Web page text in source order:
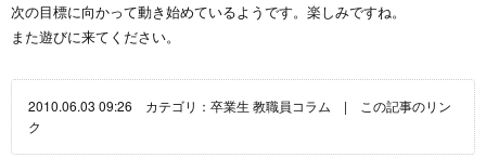
次の目標に向かって動き始めているようです。楽しみですね。
また遊びに来てください。
2010.06.03 09:26 カテゴリ： 卒業生 教職員コラム |
この記事のリン
ク